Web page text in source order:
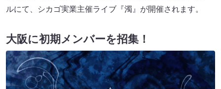
ルにて、シカゴ実業主催ライブ『濁』が開催されます。
大阪に初期メンバーを招集！